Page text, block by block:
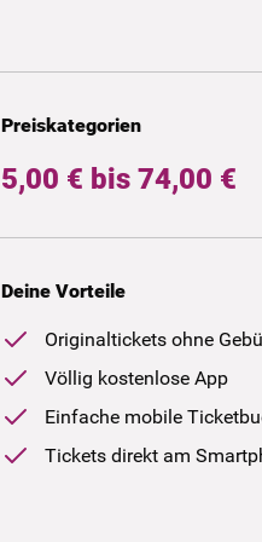
Preiskategorien
5,00 € bis 74,00 €
Deine Vorteile
Originaltickets ohne
Völlig kostenlose App
Einfache mobile
Tickets direkt am